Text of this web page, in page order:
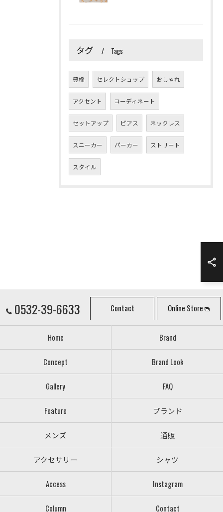
タグ Tags
豊橋 セレクトショップ おしゃれ
アクセント コーディネート
セットアップ ピアス ネックレス
スニーカー パーカー ストリート
スタイル
0532-39-6633 Contact Online Store
Home Brand
Concept Brand Look
Gallery FAQ
Feature ブランド
メンズ 通販
アクセサリー シャツ
Access Instagram
Column Contact